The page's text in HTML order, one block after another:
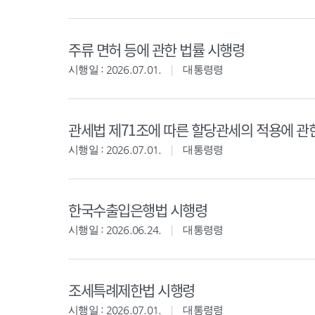
주류 면허 등에 관한 법률 시행령
시행일 : 2026.07.01. 대통령령
관세법 제71조에 따른 할당관세의 적용에 관
시행일 : 2026.07.01. 대통령령
한국수출입은행법 시행령
시행일 : 2026.06.24. 대통령령
조세특례제한법 시행령
시행일 : 2026.07.01. 대통령령